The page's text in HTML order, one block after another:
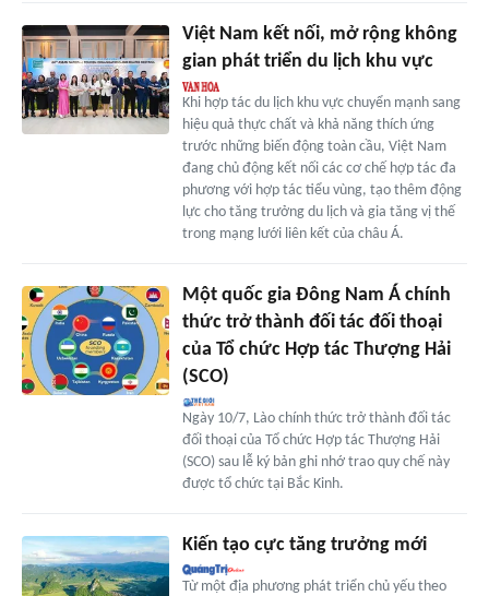
Việt Nam kết nối, mở rộng không
gian phát triển du lịch khu vực
Khi hợp tác du lịch khu vực chuyển mạnh sang
hiệu quả thực chất và khả năng thích ứng
trước những biến động toàn cầu, Việt Nam
đang chủ động kết nối các cơ chế hợp tác đa
phương với hợp tác tiểu vùng, tạo thêm động
lực cho tăng trưởng du lịch và gia tăng vị thế
trong mạng lưới liên kết của châu Á.
Một quốc gia Đông Nam Á chính
thức trở thành đối tác đối thoại
của Tổ chức Hợp tác Thượng Hải
(SCO)
Ngày 10/7, Lào chính thức trở thành đối tác
đối thoại của Tổ chức Hợp tác Thượng Hải
(SCO) sau lễ ký bản ghi nhớ trao quy chế này
được tổ chức tại Bắc Kinh.
Kiến tạo cực tăng trưởng mới
Từ một địa phương phát triển chủ yếu theo